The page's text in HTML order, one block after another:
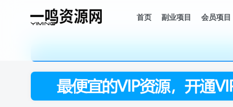
首页 副业项目 会员项目